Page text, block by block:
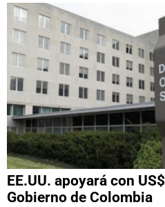
EE.UU. apoyará con
Gobierno de Colombia